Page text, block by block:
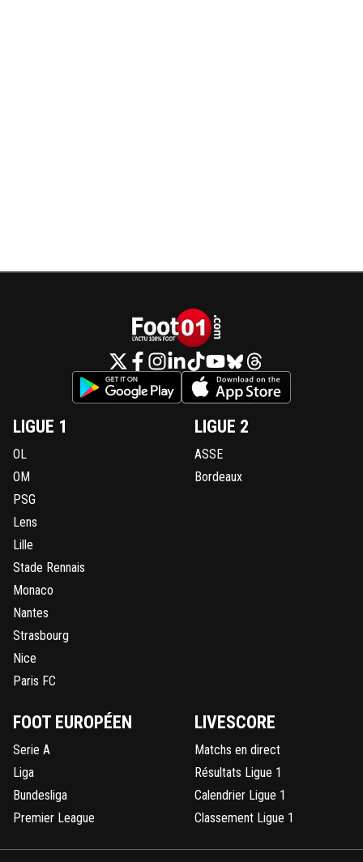
LIGUE 1
OL
OM
PSG
Lens
Lille
Stade Rennais
Monaco
Nantes
Strasbourg
Nice
Paris FC
LIGUE 2
ASSE
Bordeaux
FOOT EUROPÉEN
Serie A
Liga
Bundesliga
Premier League
LIVESCORE
Matchs en direct
Résultats Ligue 1
Calendrier Ligue 1
Classement Ligue 1